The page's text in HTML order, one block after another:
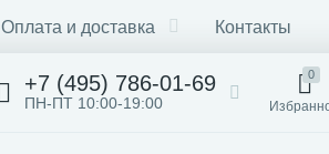
Оплата и доставка Контакты
+7 (495) 786-01-69
ПН-ПТ 10:00-19:00
0